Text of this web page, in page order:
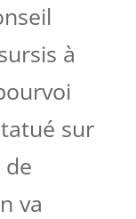
à
sur
va